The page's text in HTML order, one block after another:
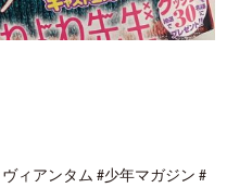
ヴィアンタム #少年マガジン #